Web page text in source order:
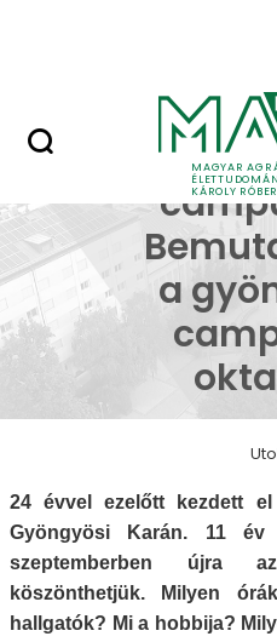
MAGYAR
KÁROLY
Agócs
a
24 évvel ezelőtt kezdett
Gyöngyösi Karán. 11 év
szeptemberben újra
köszönthetjük. Milyen
hallgatók? Mi a hobbija?